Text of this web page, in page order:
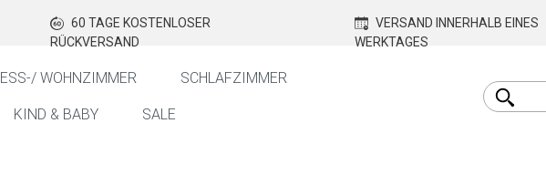
60 TAGE KOSTENLOSER
RÜCKVERSAND
VERSAND INNERHALB EINES
WERKTAGES
ESS-/ WOHNZIMMER SCHLAFZIMMER
KIND & BABY
SALE